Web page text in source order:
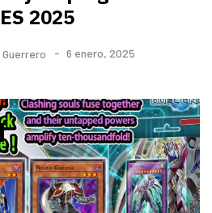
2025
6 enero, 2025